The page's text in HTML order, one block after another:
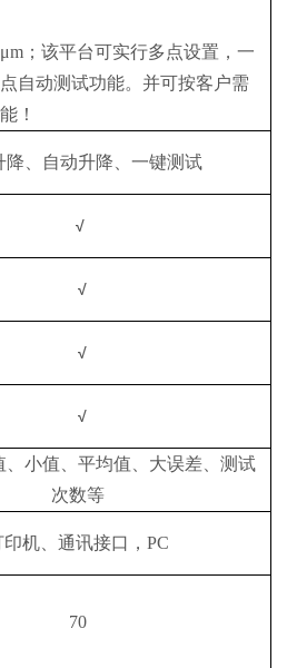
μm ；该平台可实行多点设置，一
自动测试功能。并可按客户需
！
降、自动升降、一键测试
√
√
√
√
、小值、平均值、大误差、测试
次数等
印机、通讯接口，PC
70